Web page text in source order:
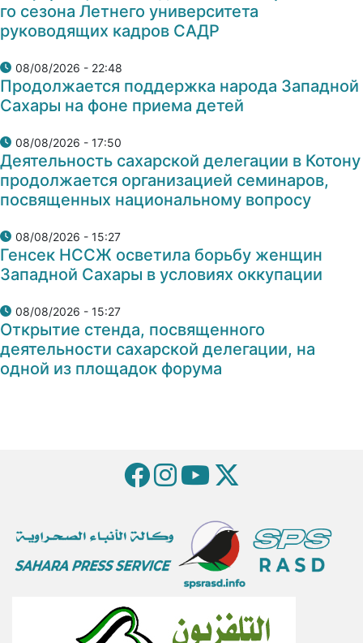
го сезона Летнего университета
руководящих кадров САДР
08/08/2026 - 22:48
Продолжается поддержка народа Западной
Сахары на фоне приема детей
08/08/2026 - 17:50
Деятельность сахарской делегации в Котону
продолжается организацией семинаров,
посвященных национальному вопросу
08/08/2026 - 15:27
Генсек НССЖ осветила борьбу женщин
Западной Сахары в условиях оккупации
08/08/2026 - 15:27
Открытие стенда, посвященного
деятельности сахарской делегации, на
одной из площадок форума